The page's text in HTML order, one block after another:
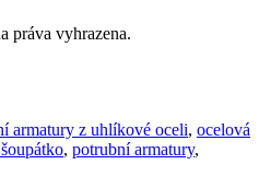
práva vyhrazena.
armatury z uhlíkové oceli, ocelová
, potrubní armatury,